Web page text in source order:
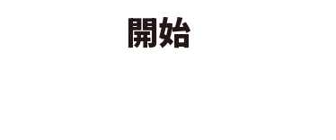
開始